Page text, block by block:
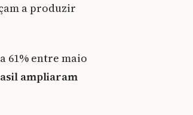
a produzir
61% entre maio
ampliaram